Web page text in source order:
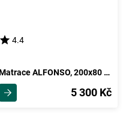
4.4
Matrace ALFONSO, 200x80 cm, výška 18 cm!
5 300 Kč